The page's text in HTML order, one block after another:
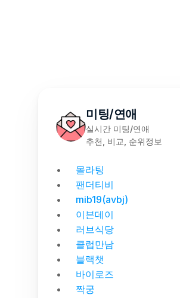
미팅/연애
실시간 미팅/연애
추천, 비교, 순위정보
몰라팅
팬더티비
mib19(avbj)
이븐데이
러브식당
클럽만남
블랙챗
바이로즈
짝궁